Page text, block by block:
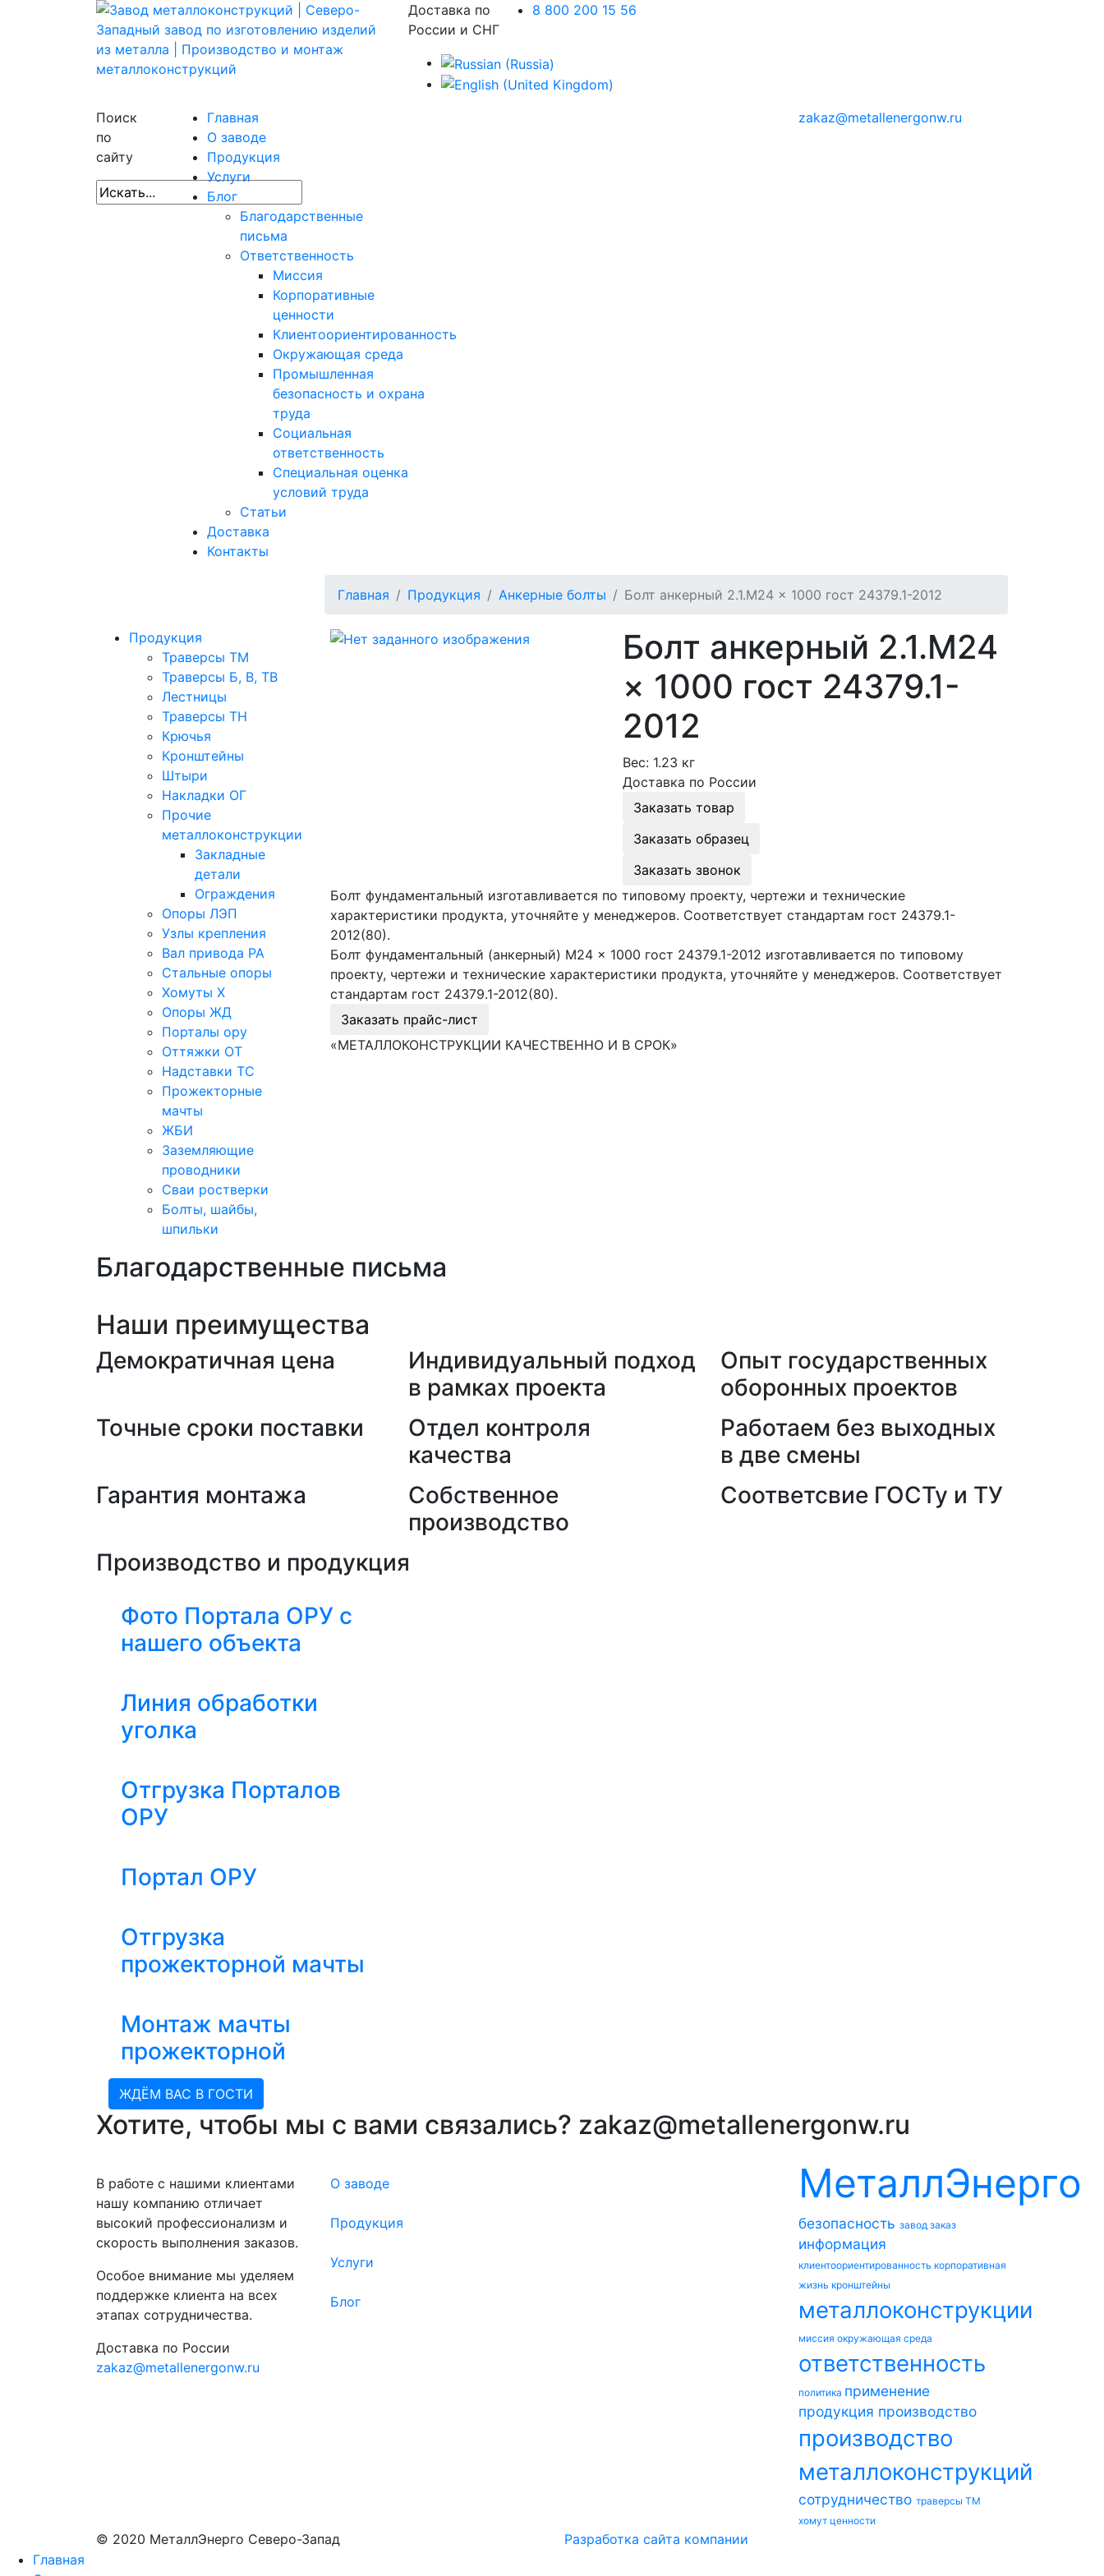
Доставка по
России и СНГ
8 800 200 15 56
Поиск
по
сайту
Главная
О заводе
Продукция
Услуги
Блог
Благодарственные
письма
Ответственность
Миссия
Корпоративные
ценности
Клиентоориентированность
Окружающая среда
Промышленная
безопасность и охрана
труда
Социальная
ответственность
Специальная оценка
условий труда
Статьи
Доставка
Контакты
zakaz@metallenergonw.ru
Главная Продукция Анкерные болты Болт анкерный 2.1.М24 × 1000 гост 24379.1-2012
Продукция
Траверсы ТМ
Траверсы Б, В, ТВ
Лестницы
Траверсы ТН
Крючья
Кронштейны
Штыри
Накладки ОГ
Прочие
металлоконструкции
Закладные
детали
Ограждения
Опоры ЛЭП
Узлы крепления
Вал привода РА
Стальные опоры
Хомуты Х
Опоры ЖД
Порталы ору
Оттяжки ОТ
Надставки ТС
Прожекторные
мачты
ЖБИ
Заземляющие
проводники
Сваи ростверки
Болты, шайбы,
шпильки
Болт анкерный 2.1.М24
× 1000 гост 24379.1-
2012
Вес: 1.23 кг
Доставка по России
Заказать товар
Заказать образец
Заказать звонок
Болт фундаментальный изготавливается по типовому проекту, чертежи и технические
характеристики продукта, уточняйте у менеджеров. Соответствует стандартам гост 24379.1-
2012(80).
Болт фундаментальный (анкерный) М24 × 1000 гост 24379.1-2012 изготавливается по типовому
проекту, чертежи и технические характеристики продукта, уточняйте у менеджеров. Соответствует
стандартам гост 24379.1-2012(80).
Заказать прайс-лист
«МЕТАЛЛОКОНСТРУКЦИИ КАЧЕСТВЕННО И В СРОК»
Благодарственные письма
Наши преимущества
Демократичная цена
Индивидуальный подход
в рамках проекта
Опыт государственных
оборонных проектов
Точные сроки поставки
Отдел контроля
качества
Работаем без выходных
в две смены
Гарантия монтажа
Собственное
производство
Соответсвие ГОСТу и ТУ
Производство и продукция
Фото Портала ОРУ с
нашего объекта
Линия обработки
уголка
Отгрузка Порталов
ОРУ
Портал ОРУ
Отгрузка
прожекторной мачты
Монтаж мачты
прожекторной
ЖДЁМ ВАС В ГОСТИ
Хотите, чтобы мы с вами связались? zakaz@metallenergonw.ru
В работе с нашими клиентами
нашу компанию отличает
высокий профессионализм и
скорость выполнения заказов.
Особое внимание мы уделяем
поддержке клиента на всех
этапах сотрудничества.
Доставка по России
zakaz@metallenergonw.ru
О заводе
Продукция
Услуги
Блог
МеталлЭнерго
безопасность завод заказ
информация
клиентоориентированность корпоративная
жизнь кронштейны
металлоконструкции
миссия окружающая среда
ответственность
политика применение
продукция производство
производство
металлоконструкций
сотрудничество траверсы ТМ
хомут ценности
© 2020 МеталлЭнерго Северо-Запад
Разработка сайта компании
Главная